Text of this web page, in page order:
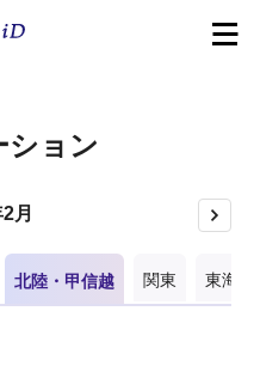
ション
月
北陸・甲信越 関東 東海